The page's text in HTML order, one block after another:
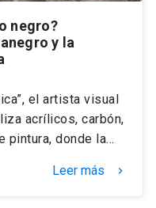
negro?
y la
el artista visual
acrílicos, carbón,
pintura, donde la…
Leer más keyboard_arrow_right